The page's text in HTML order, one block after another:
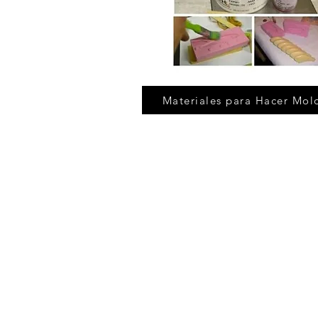
Materiales para Hacer